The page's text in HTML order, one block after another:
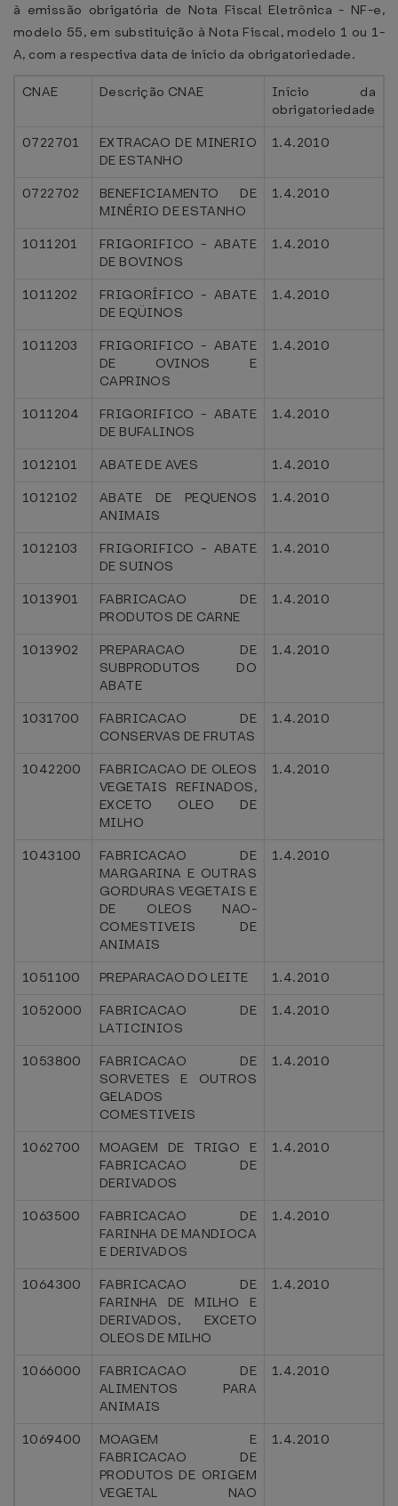
à emissão obrigatória de Nota Fiscal Eletrônica - NF-e,
modelo 55, em substituição à Nota Fiscal, modelo 1 ou 1-
A, com a respectiva data de início da obrigatoriedade.
CNAE Descrição CNAE
Início da
obrigatoriedade
0722701
EXTRACAO DE MINERIO
DE ESTANHO
1.4.2010
0722702
BENEFICIAMENTO DE
MINÉRIO DE ESTANHO
1.4.2010
1011201
FRIGORIFICO - ABATE
DE BOVINOS
1.4.2010
1011202
FRIGORÍFICO - ABATE
DE EQÜINOS
1.4.2010
1011203
FRIGORIFICO - ABATE
DE OVINOS E
CAPRINOS
1.4.2010
1011204
FRIGORIFICO - ABATE
DE BUFALINOS
1.4.2010
1012101 ABATE DE AVES
1.4.2010
1012102
ABATE DE PEQUENOS
ANIMAIS
1.4.2010
1012103
FRIGORIFICO - ABATE
DE SUINOS
1.4.2010
1013901
FABRICACAO DE
PRODUTOS DE CARNE
1.4.2010
1013902
PREPARACAO DE
SUBPRODUTOS DO
ABATE
1.4.2010
1031700
FABRICACAO DE
CONSERVAS DE FRUTAS
1.4.2010
1042200
FABRICACAO DE OLEOS
VEGETAIS REFINADOS,
EXCETO OLEO DE
MILHO
1.4.2010
1043100
FABRICACAO DE
MARGARINA E OUTRAS
GORDURAS VEGETAIS E
DE OLEOS NAO-
COMESTIVEIS DE
ANIMAIS
1.4.2010
1051100 PREPARACAO DO LEITE
1.4.2010
1052000
FABRICACAO DE
LATICINIOS
1.4.2010
1053800
FABRICACAO DE
SORVETES E OUTROS
GELADOS
COMESTIVEIS
1.4.2010
1062700
MOAGEM DE TRIGO E
FABRICACAO DE
DERIVADOS
1.4.2010
1063500
FABRICACAO DE
FARINHA DE MANDIOCA
E DERIVADOS
1.4.2010
1064300
FABRICACAO DE
FARINHA DE MILHO E
DERIVADOS, EXCETO
OLEOS DE MILHO
1.4.2010
1066000
FABRICACAO DE
ALIMENTOS PARA
ANIMAIS
1.4.2010
1069400
MOAGEM E
FABRICACAO DE
PRODUTOS DE ORIGEM
VEGETAL NAO
1.4.2010